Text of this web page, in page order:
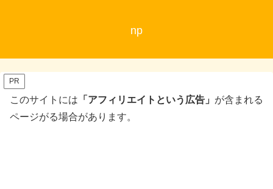
np
PR
このサイトには 「アフィリエイトという広告」 が含まれる
ページがる場合があります。